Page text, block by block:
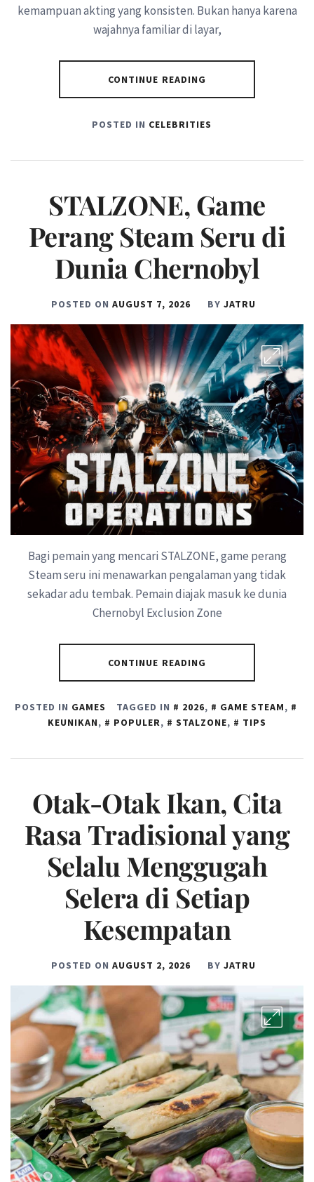
kemampuan akting yang konsisten. Bukan hanya karena
wajahnya familiar di layar,
CONTINUE READING
POSTED IN CELEBRITIES
STALZONE, Game
Perang Steam Seru di
Dunia Chernobyl
POSTED ON AUGUST 7, 2026 BY JATRU
Bagi pemain yang mencari STALZONE, game perang
Steam seru ini menawarkan pengalaman yang tidak
sekadar adu tembak. Pemain diajak masuk ke dunia
Chernobyl Exclusion Zone
CONTINUE READING
POSTED IN GAMES TAGGED IN 2026, GAME STEAM,
KEUNIKAN, POPULER, STALZONE, TIPS
Otak-Otak Ikan, Cita
Rasa Tradisional yang
Selalu Menggugah
Selera di Setiap
Kesempatan
POSTED ON AUGUST 2, 2026 BY JATRU